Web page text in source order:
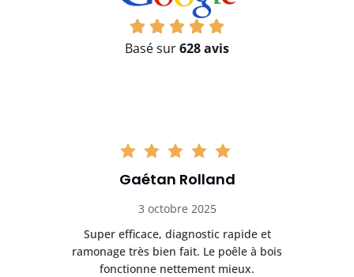
Basé sur628 avis
Gaétan Rolland
3 octobre 2025
Super efficace, diagnostic rapide et
ramonage très bien fait. Le poêle à bois
fonctionne nettement mieux.